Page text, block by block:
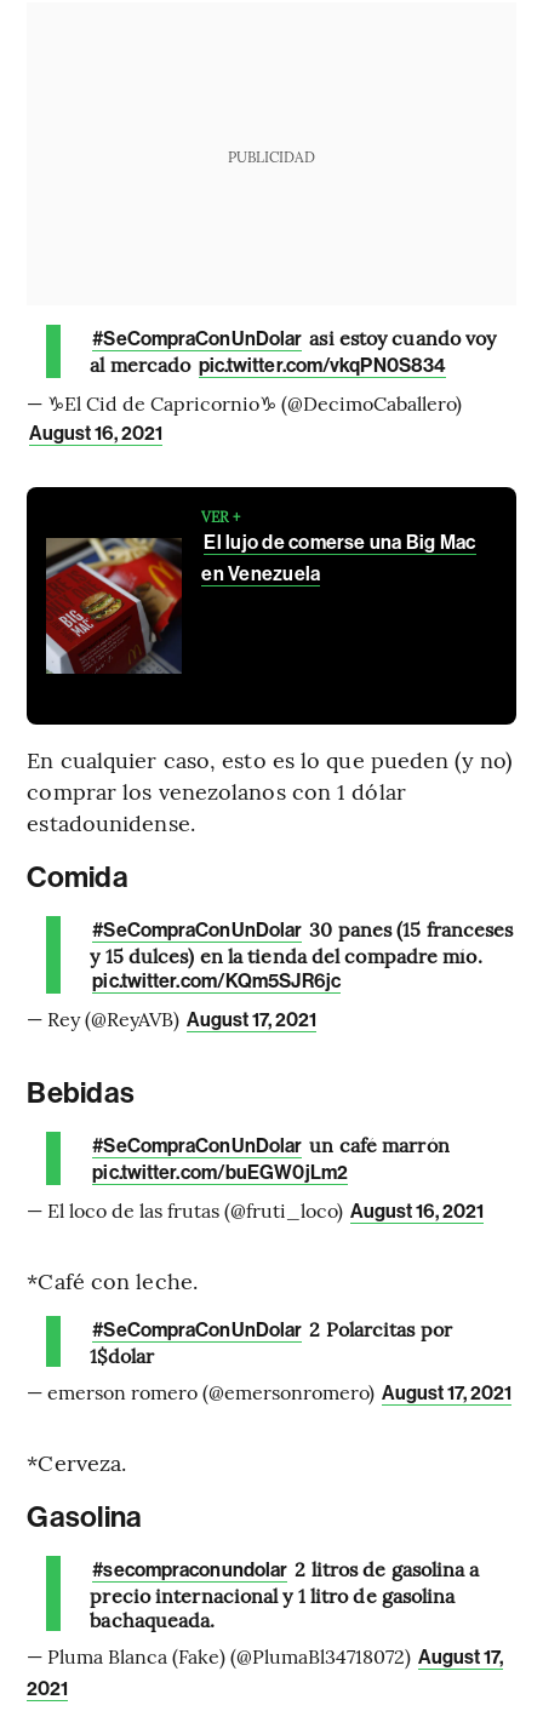
PUBLICIDAD
#SeCompraConUnDolar asi estoy cuando voy
al mercado pic.twitter.com/vkqPN0S834
— ♑️El Cid de Capricornio♑️ (@DecimoCaballero)
August 16, 2021
VER +
El lujo de comerse una Big Mac
en Venezuela
En cualquier caso, esto es lo que pueden (y no)
comprar los venezolanos con 1 dólar
estadounidense.
Comida
#SeCompraConUnDolar 30 panes (15 franceses
y 15 dulces) en la tienda del compadre mío.
pic.twitter.com/KQm5SJR6jc
— Rey (@ReyAVB) August 17, 2021
Bebidas
#SeCompraConUnDolar un café marrón
pic.twitter.com/buEGW0jLm2
— El loco de las frutas (@fruti_loco) August 16, 2021
*Café con leche.
#SeCompraConUnDolar 2 Polarcitas por
1$dolar
— emerson romero (@emersonromero) August 17, 2021
*Cerveza.
Gasolina
#secompraconundolar 2 litros de gasolina a
precio internacional y 1 litro de gasolina
bachaqueada.
— Pluma Blanca (Fake) (@PlumaBl34718072) August 17,
2021